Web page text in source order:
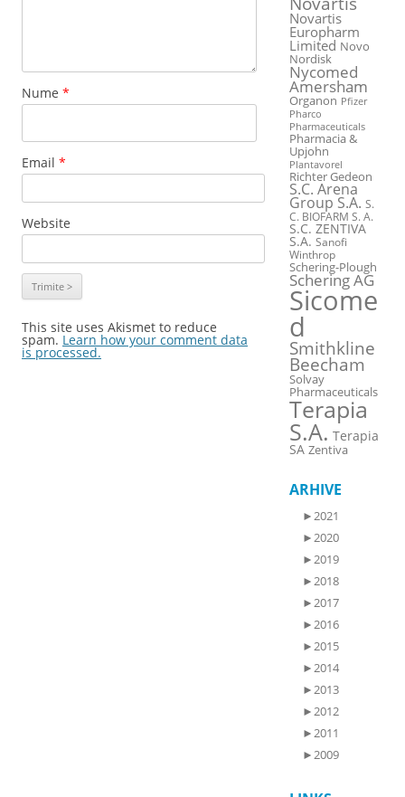
Nume *
Email *
Website
This site uses Akismet to reduce
spam. Learn how your comment data
is processed.
Novartis
Europharm
Limited Novo
Nordisk
Nycomed
Amersham
Organon Pfizer
Pharco
Pharmaceuticals
Pharmacia &
Upjohn
Plantavorel
Richter Gedeon
S.C. Arena
Group S.A. S.
C. BIOFARM S. A.
S.C. ZENTIVA
S.A. Sanofi
Winthrop
Schering-Plough
Schering AG
Sicome
d
Smithkline
Beecham
Solvay
Pharmaceuticals
Terapia
S.A. Terapia
SA Zentiva
ARHIVE
►2021
►2020
►2019
►2018
►2017
►2016
►2015
►2014
►2013
►2012
►2011
►2009